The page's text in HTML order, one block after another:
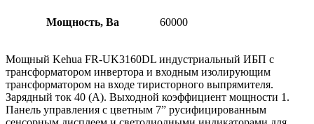
Мощность, Ва 60000
Мощный Kehua FR-UK3160DL индустриальный ИБП с
трансформатором инвертора и входным изолирующим
трансформатором на входе тиристорного выпрямителя.
Зарядный ток 40 (А). Выходной коэффициент мощности 1.
Панель управления с цветным 7” русифицированным